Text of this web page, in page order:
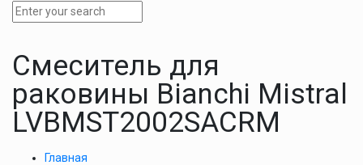
Смеситель для
раковины Bianchi Mistral
LVBMST2002SACRM
Главная